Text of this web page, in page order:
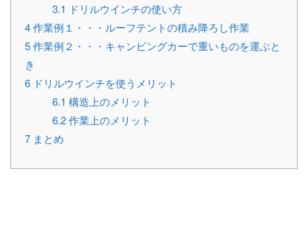
3.1 ドリルウインチの使い方
4作業例１・・・ルーフテントの積み降ろし作業
5作業例２・・・キャンピングカーで重いものを運ぶと
き
6 ドリルウインチを使うメリット
6.1 構造上のメリット
6.2作業上のメリット
7 まとめ